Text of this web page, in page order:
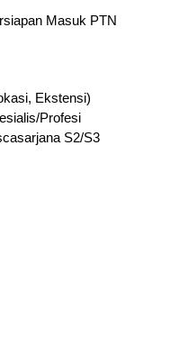
Masuk PTN
Ekstensi)
Profesi
S2/S3